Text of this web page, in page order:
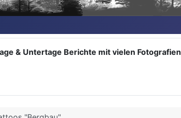
& Untertage Berichte mit vielen Fotografien